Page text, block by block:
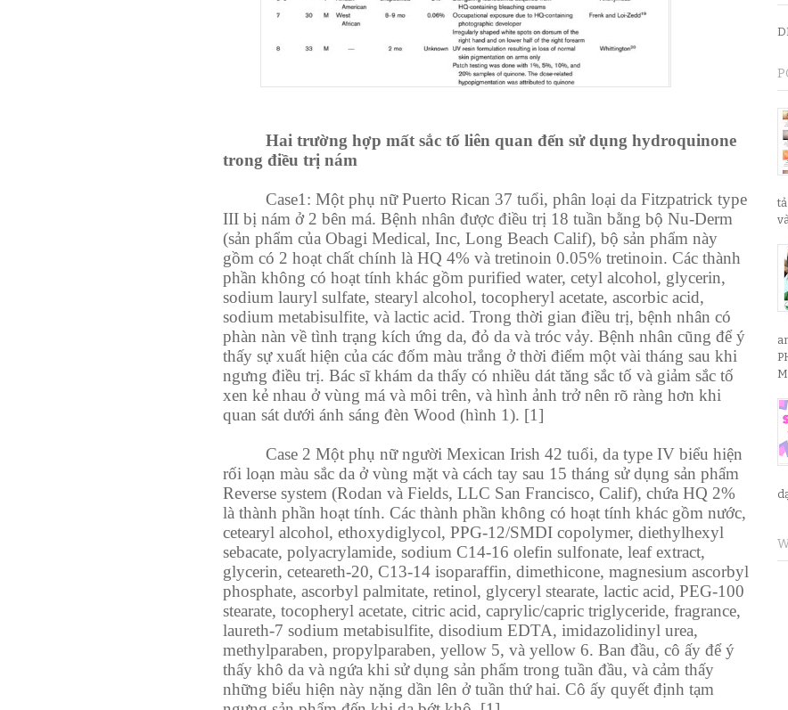
Hai trường hợp mất sắc tố liên quan đến sử dụng hydroquinone
trong điều trị nám
Case1: Một phụ nữ Puerto Rican 37 tuổi, phân loại da Fitzpatrick type
III bị nám ở 2 bên má. Bệnh nhân được điều trị 18 tuần bằng bộ Nu-Derm
(sản phẩm của Obagi Medical, Inc, Long Beach Calif), bộ sản phẩm này
gồm có 2 hoạt chất chính là HQ 4% và tretinoin 0.05% tretinoin. Các thành
phần không có hoạt tính khác gồm purified water, cetyl alcohol, glycerin,
sodium lauryl sulfate, stearyl alcohol, tocopheryl acetate, ascorbic acid,
sodium metabisulfite, và lactic acid. Trong thời gian điều trị, bệnh nhân có
phàn nàn về tình trạng kích ứng da, đỏ da và tróc vảy. Bệnh nhân cũng để ý
thấy sự xuất hiện của các đốm màu trắng ở thời điểm một vài tháng sau khi
ngưng điều trị. Bác sĩ khám da thấy có nhiều dát tăng sắc tố và giảm sắc tố
xen kẻ nhau ở vùng má và môi trên, và hình ảnh trở nên rõ ràng hơn khi
quan sát dưới ánh sáng đèn Wood (hình 1). [1]
Case 2 Một phụ nữ người Mexican Irish 42 tuổi, da type IV biểu hiện
rối loạn màu sắc da ở vùng mặt và cách tay sau 15 tháng sử dụng sản phẩm
Reverse system (Rodan và Fields, LLC San Francisco, Calif), chứa HQ 2%
là thành phần hoạt tính. Các thành phần không có hoạt tính khác gồm nước,
cetearyl alcohol, ethoxydiglycol, PPG-12/SMDI copolymer, diethylhexyl
sebacate, polyacrylamide, sodium C14-16 olefin sulfonate, leaf extract,
glycerin, ceteareth-20, C13-14 isoparaffin, dimethicone, magnesium ascorbyl
phosphate, ascorbyl palmitate, retinol, glyceryl stearate, lactic acid, PEG-100
stearate, tocopheryl acetate, citric acid, caprylic/capric triglyceride, fragrance,
laureth-7 sodium metabisulfite, disodium EDTA, imidazolidinyl urea,
methylparaben, propylparaben, yellow 5, và yellow 6. Ban đầu, cô ấy để ý
thấy khô da và ngứa khi sử dụng sản phẩm trong tuần đầu, và cảm thấy
những biểu hiện này nặng dần lên ở tuần thứ hai. Cô ấy quyết định tạm